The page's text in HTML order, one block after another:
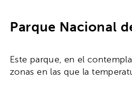
Parque Nacional
Este parque, en el
zonas en las que la